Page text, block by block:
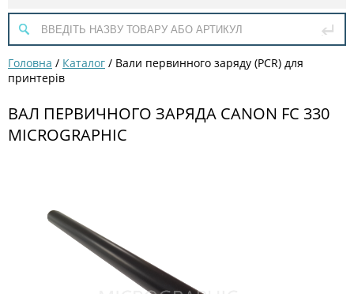
Головна / Каталог / Вали первинного заряду (PCR) для
принтерів
ВАЛ ПЕРВИЧНОГО ЗАРЯДА CANON FC 330
MICROGRAPHIC